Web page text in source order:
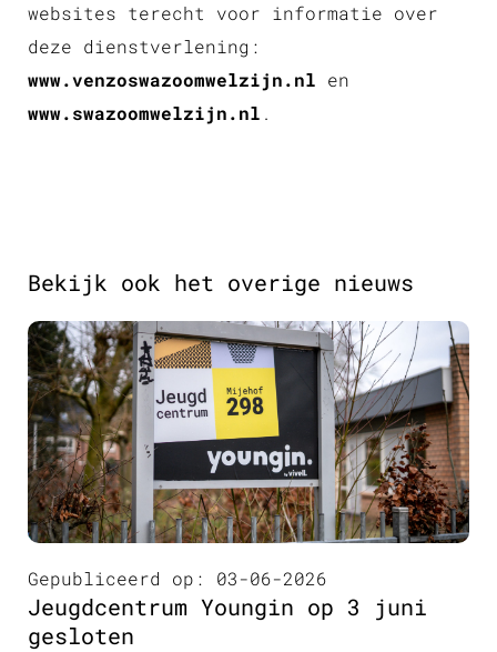
websites terecht voor informatie over
deze dienstverlening:
www.venzoswazoomwelzijn.nl en
www.swazoomwelzijn.nl .
Bekijk ook het overige nieuws
Gepubliceerd op: 03-06-2026
Jeugdcentrum Youngin op 3 juni
gesloten